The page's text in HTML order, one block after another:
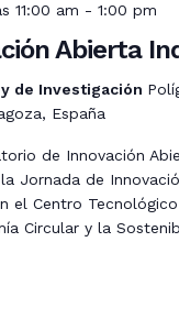
11:00 am - 1:00 pm
Abierta
de Investigación
España
de Innovación
Jornada de
el Centro
Circular y la